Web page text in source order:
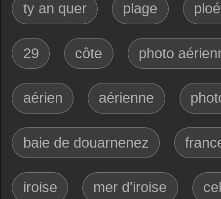
ty an quer plage
29 côte photo
aérien aérienne
baie de douarnenez
iroise mer d'iroise